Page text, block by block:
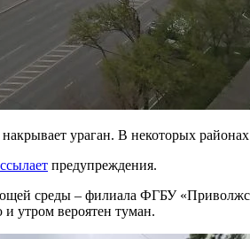
ураган. В некоторых
предупреждения.
среды – филиала ФГБУ
утром вероятен туман.